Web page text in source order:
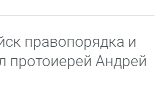
правопорядка и
протоиерей Андрей